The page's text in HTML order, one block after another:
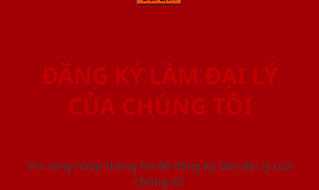
ĐĂNG KÝ LÀM ĐẠI LÝ
CỦA CHÚNG TÔI
Vui lòng nhập thông tin để đăng ký làm đại lý của
chúng tôi